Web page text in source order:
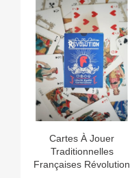
Cartes À Jouer
Traditionnelles
Françaises Révolution